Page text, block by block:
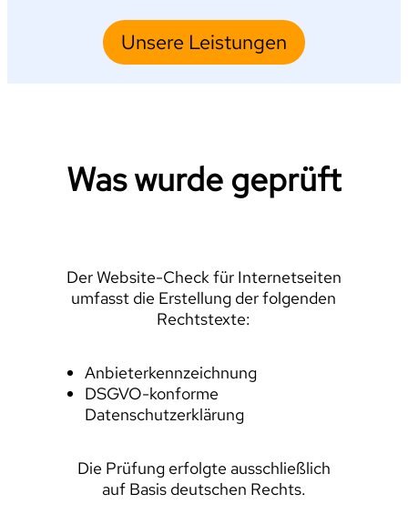
Unsere Leistungen
Was wurde geprüft
Der Website-Check für Internetseiten
umfasst die Erstellung der folgenden
Rechtstexte:
Anbieterkennzeichnung
DSGVO-konforme
Datenschutzerklärung
Die Prüfung erfolgte ausschließlich
auf Basis deutschen Rechts.